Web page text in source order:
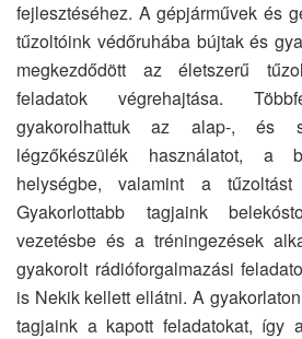
fejlesztéséhez. A gépjárművek és
tűzoltóink védőruhába bújtak és
megkezdődött az életszerű
feladatok végrehajtása.
gyakorolhattuk az alap-, és
légzőkészülék használatot, a
helységbe, valamint a
Gyakorlottabb tagjaink
vezetésbe és a tréningezések
gyakorolt rádióforgalmazási
is Nekik kellett ellátni. A
tagjaink a kapott feladatokat, így